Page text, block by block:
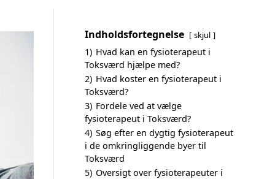
Indholdsfortegnelse skjul
1) Hvad kan en fysioterapeut i
Toksværd hjælpe med?
2) Hvad koster en fysioterapeut i
Toksværd?
3) Fordele ved at vælge
fysioterapeut i Toksværd?
4) Søg efter en dygtig fysioterapeut
i de omkringliggende byer til
Toksværd
5) Oversigt over fysioterapeuter i